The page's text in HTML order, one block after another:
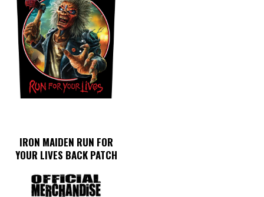
IRON MAIDEN RUN FOR
YOUR LIVES BACK PATCH